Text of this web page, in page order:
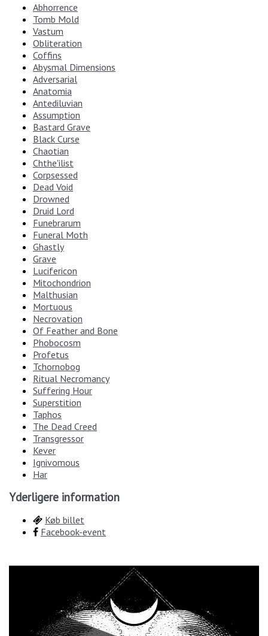
Abhorrence
Tomb Mold
Vastum
Obliteration
Coffins
Abysmal Dimensions
Adversarial
Anatomia
Antediluvian
Assumption
Bastard Grave
Black Curse
Chaotian
Chthe'ilist
Corpsessed
Dead Void
Drowned
Druid Lord
Funebrarum
Funeral Moth
Ghastly
Grave
Lucifericon
Mitochondrion
Malthusian
Mortuous
Necrovation
Of Feather and Bone
Phobocosm
Profetus
Tchornobog
Ritual Necromancy
Suffering Hour
Superstition
Taphos
The Dead Creed
Transgressor
Kever
Ignivomous
Har
Yderligere information
Køb billet
Facebook-event